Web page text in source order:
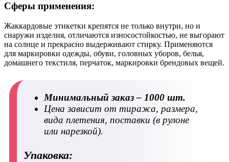
Сферы применения:
Жаккардовые этикетки крепятся не только внутри, но и
снаружи изделия, отличаются износостойкостью, не выгорают
на солнце и прекрасно выдерживают стирку. Применяются
для маркировки одежды, обуви, головных уборов, белья,
домашнего текстиля, перчаток, маркировки брендовых вещей.
Минимальный заказ – 1000 шт.
Цена зависит от тиража, размера,
вида плетения, поставки (в рулоне
или нарезкой).
Упаковка: